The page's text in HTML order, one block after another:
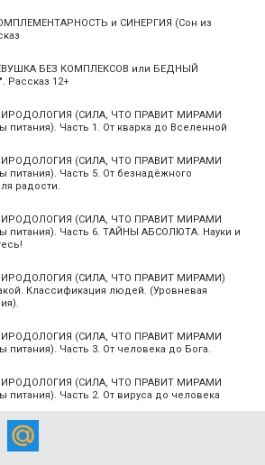
и СИНЕРГИЯ (Сон из
БЕЗ КОМПЛЕКСОВ или БЕДНЫЙ
12+
(СИЛА, ЧТО ПРАВИТ МИРАМИ
питания). Часть 1. От кварка до Вселенной
(СИЛА, ЧТО ПРАВИТ МИРАМИ
питания). Часть 5. От безнадёжного
радости.
(СИЛА, ЧТО ПРАВИТ МИРАМИ
питания). Часть 6. ТАЙНЫ АБСОЛЮТА. Науки и
(СИЛА, ЧТО ПРАВИТ МИРАМИ)
Классификация людей. (Уровневая
(СИЛА, ЧТО ПРАВИТ МИРАМИ
питания). Часть 3. От человека до Бога.
(СИЛА, ЧТО ПРАВИТ МИРАМИ
питания). Часть 2. От вируса до человека